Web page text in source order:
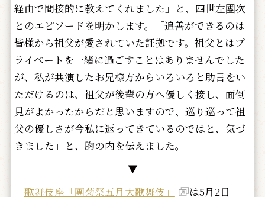
経由で間接的に教えてくれました」と、四世左團次
とのエピソードを明かします。「追善ができるのは
皆様から祖父が愛されていた証拠です。祖父とはプ
ライべートを一緒に過ごすことはありませんでした
が、私が共演したお兄様方からいろいろと助言をい
ただけるのは、祖父が後輩の方へ優しく接し、面倒
見がよかったからだと思いますので、巡り巡って祖
父の優しさが今私に返ってきているのではと、気づ
きました」と、胸の内を伝えました。
▼
歌舞伎座「團菊祭五月大歌舞伎」
は5月2日